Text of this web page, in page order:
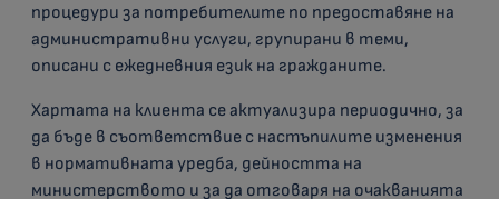
процедури за потребителите по предоставяне на
административни услуги, групирани в теми,
описани с ежедневния език на гражданите.
Хартата на клиента се актуализира периодично, за
да бъде в съответствие с настъпилите изменения
в нормативната уредба, дейността на
министерството и за да отговаря на очакванията